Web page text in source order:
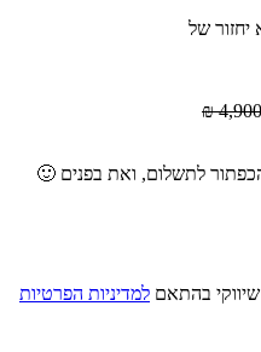
יחזור של
4,900 ₪
לתשלום, ואת בפנים 🙂
בהתאם למדיניות הפרטיות